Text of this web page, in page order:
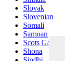
Slovak
Slovenian
Somali
Samoan
Scots Gaelic
Shona